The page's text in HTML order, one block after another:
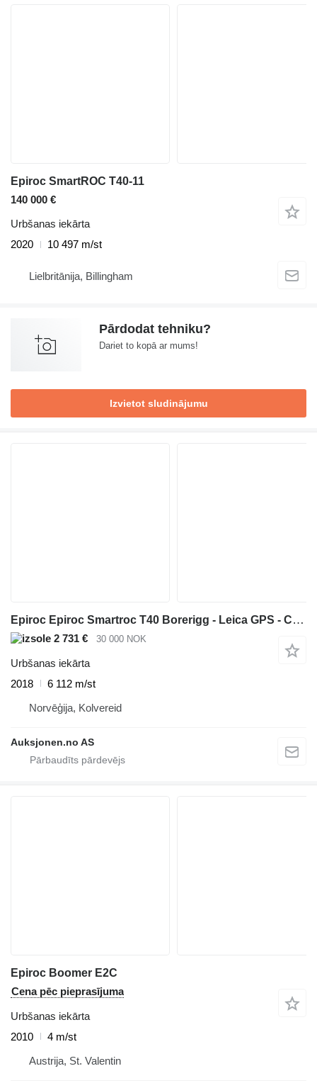
Epiroc SmartROC T40-11
140 000 €
Urbšanas iekārta
2020
10 497 m/st
Lielbritānija, Billingham
Pārdodat tehniku?
Dariet to kopā ar mums!
Izvietot sludinājumu
Epiroc Epiroc Smartroc T40 Borerigg - Leica GPS - CME sliper - Sentrals
2 731 € 30 000 NOK
Urbšanas iekārta
2018
6 112 m/st
Norvēģija, Kolvereid
Auksjonen.no AS
Epiroc Boomer E2C
Cena pēc pieprasījuma
Urbšanas iekārta
2010
4 m/st
Austrija, St. Valentin